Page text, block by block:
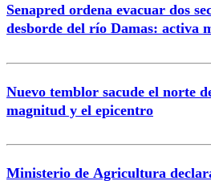
Correo
Senapred ordena evacuar dos
desborde del río Damas: activa
Nuevo temblor sacude el norte
magnitud y el epicentro
Ministerio de Agricultura